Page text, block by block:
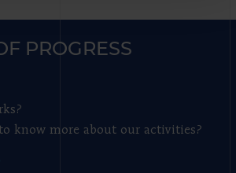
PROGRESS
know more about our activities?